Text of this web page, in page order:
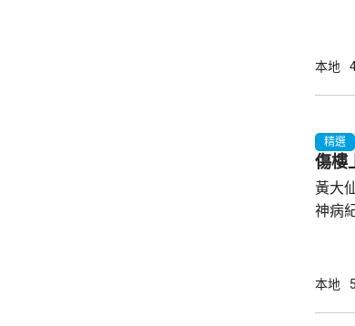
本地
精選
傷樓
黃大
神病
行兇
本地